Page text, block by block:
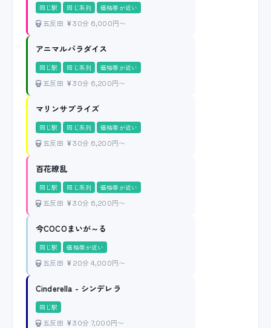
同じ駅 同じ系列 価格帯が近い
五反田 30分 6,000円〜
アニマルパラダイス
同じ駅 同じ系列 価格帯が近い
五反田 30分 6,200円〜
マリンサプライズ
同じ駅 同じ系列 価格帯が近い
五反田 30分 6,200円〜
百花繚乱
同じ駅 同じ系列 価格帯が近い
五反田 30分 6,200円〜
今COCOまいが～る
同じ駅 価格帯が近い
五反田 20分 4,000円〜
Cinderella - シンデレラ
同じ駅
五反田 30分 7,000円〜